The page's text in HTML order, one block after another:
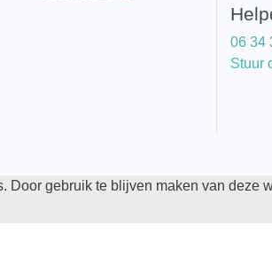
gebruik te blijven maken van deze
06 34
Stuur